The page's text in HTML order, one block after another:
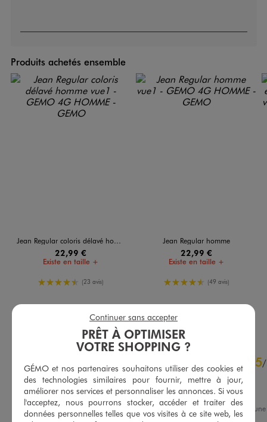
Produits achetés ensemble
Jean Regular coloris délavé homme
22,99 €
Existe en taille +
4.5/5 de moyenne
(23 avis)
AU PANIER
Jean Regular homme
22,99 €
Existe en taille +
4.5/5 de moyenne
(49 avis)
4.8/ 5/
Avis vérifié et récompensé
Très content de mon achat
Avis du28/07/2026
, suite à
07/07/2026 par Anthony W.
PRÊT À OPTIMISER
VOTRE SHOPPING ?
GÉMO et nos partenaires souhaitons utiliser des cookies et
des technologies similaires pour fournir, mettre à jour,
améliorer nos services et personnaliser les annonces. Si vous
l'acceptez, nous pourrons stocker, accéder et traiter des
données personnelles telles que vos visites à ce site web, les
Continuer sans accepter